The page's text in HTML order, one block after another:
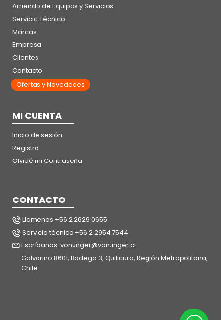
Arriendo de Equipos y Servicios
Servicio Técnico
Marcas
Empresa
Clientes
Contacto
Ofertas y Novedades
MI CUENTA
Inicio de sesión
Registro
Olvidé mi Contraseña
CONTACTO
Llamenos +56 2 2629 0655
Servicio técnico +56 2 2954 7544
Escríbanos: vonunger@vonunger.cl
Galvarino 8601, Bodega 3, Quilicura, Región Metropolitana,
Chile